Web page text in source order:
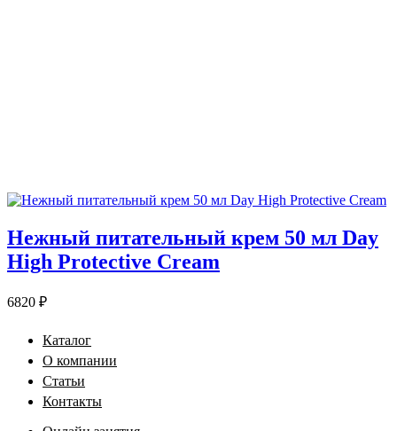
Нежный питательный крем 50 мл Day
High Protective Cream
6820 ₽
Каталог
О компании
Статьи
Контакты